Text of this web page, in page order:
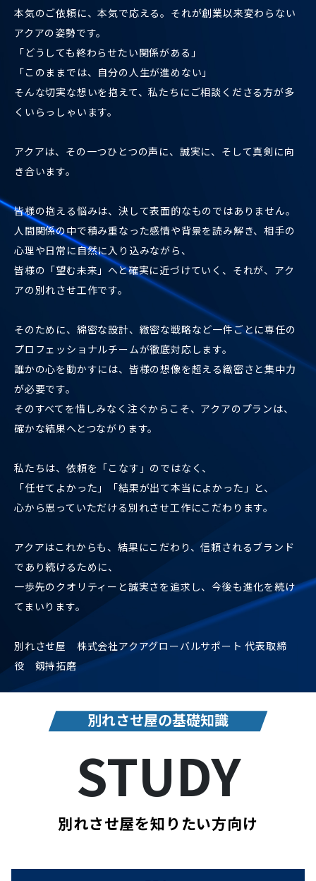
本気のご依頼に、本気で応える。それが創業以来変わらない
アクアの姿勢です。
「どうしても終わらせたい関係がある」
「このままでは、自分の人生が進めない」
そんな切実な想いを抱えて、私たちにご相談くださる方が多
くいらっしゃいます。
アクアは、その一つひとつの声に、誠実に、そして真剣に向
き合います。
皆様の抱える悩みは、決して表面的なものではありません。
人間関係の中で積み重なった感情や背景を読み解き、相手の
心理や日常に自然に入り込みながら、
皆様の「望む未来」へと確実に近づけていく、それが、アク
アの別れさせ工作です。
そのために、綿密な設計、緻密な戦略など一件ごとに専任の
プロフェッショナルチームが徹底対応します。
誰かの心を動かすには、皆様の想像を超える緻密さと集中力
が必要です。
そのすべてを惜しみなく注ぐからこそ、アクアのプランは、
確かな結果へとつながります。
私たちは、依頼を「こなす」のではなく、
「任せてよかった」「結果が出て本当によかった」と、
心から思っていただける別れさせ工作にこだわります。
アクアはこれからも、結果にこだわり、信頼されるブランド
であり続けるために、
一歩先のクオリティーと誠実さを追求し、今後も進化を続け
てまいります。
別れさせ屋 株式会社アクアグローバルサポート 代表取締
役 剱持拓磨
別れさせ屋の基礎知識
STUDY
別れさせ屋を知りたい方向け